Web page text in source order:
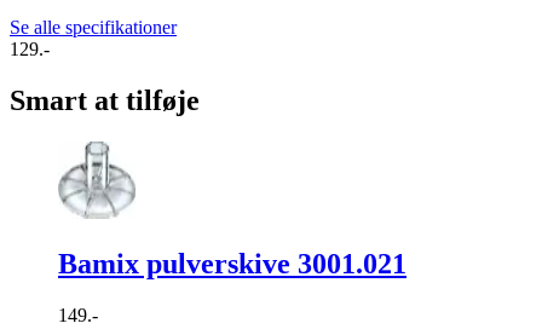
Se alle specifikationer
129.-
Smart at tilføje
Bamix pulverskive 3001.021
149.-